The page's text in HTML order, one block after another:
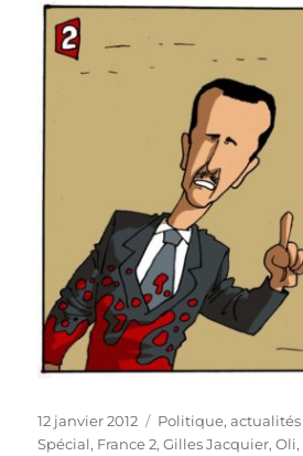
Publié
le
12 janvier 2012 Catégories
Politique, actualités
Spécial, France 2,Gilles Jacquier,Oli,